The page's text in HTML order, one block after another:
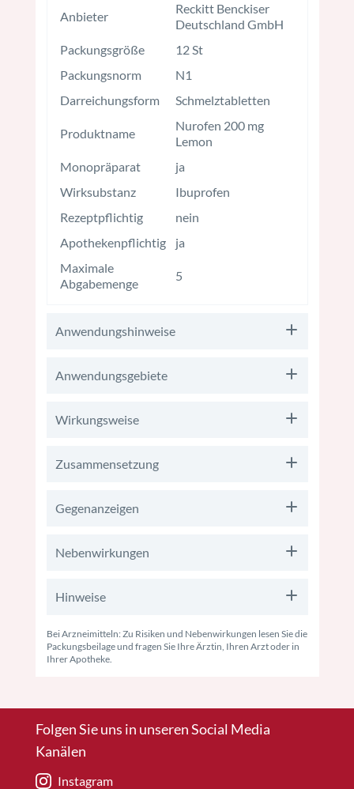
Anbieter
Reckitt Benckiser
Deutschland GmbH
Packungsgröße
12 St
Packungsnorm
N1
Darreichungsform
Schmelztabletten
Produktname
Nurofen 200 mg
Lemon
Monopräparat
ja
Wirksubstanz
Ibuprofen
Rezeptpflichtig
nein
Apothekenpflichtig
ja
Maximale
Abgabemenge
5
Anwendungshinweise
Anwendungsgebiete
Wirkungsweise
Zusammensetzung
Gegenanzeigen
Nebenwirkungen
Hinweise
Bei Arzneimitteln: Zu Risiken und Nebenwirkungen lesen Sie die
Packungsbeilage und fragen Sie Ihre Ärztin, Ihren Arzt oder in
Ihrer Apotheke.
Folgen Sie uns in unseren Social Media
Kanälen
Instagram